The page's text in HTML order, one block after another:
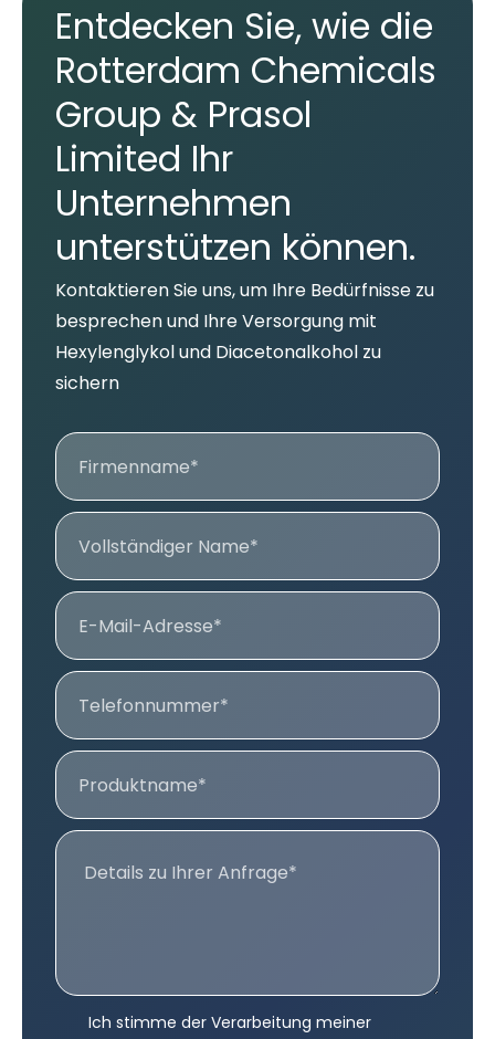
Entdecken Sie, wie die
Rotterdam Chemicals
Group & Prasol
Limited Ihr
Unternehmen
unterstützen können.
Kontaktieren Sie uns, um Ihre Bedürfnisse zu
besprechen und Ihre Versorgung mit
Hexylenglykol und Diacetonalkohol zu
sichern
Ich stimme der Verarbeitung meiner